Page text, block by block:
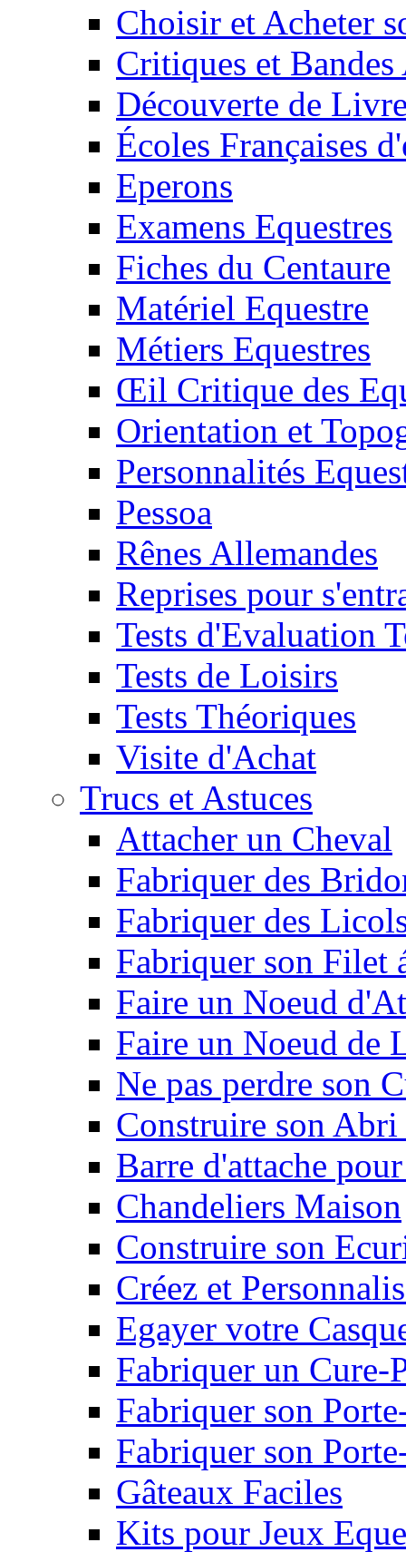
Choisir et Acheter
Critiques et
Découverte de
Écoles Françaises
Eperons
Examens Equestres
Fiches du Centaure
Matériel Equestre
Métiers Equestres
Œil Critique des
Orientation et
Personnalités
Pessoa
Rênes Allemandes
Reprises pour
Tests d'Evaluation
Tests de Loisirs
Tests Théoriques
Visite d'Achat
Trucs et Astuces
Attacher un Cheval
Fabriquer des
Fabriquer des
Fabriquer son Filet
Faire un Noeud
Faire un Noeud de
Ne pas perdre son
Construire son
Barre d'attache
Chandeliers Maison
Construire son
Créez et
Egayer votre
Fabriquer un Cure-
Fabriquer son
Fabriquer son
Gâteaux Faciles
Kits pour Jeux